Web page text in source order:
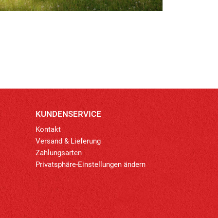
KUNDENSERVICE
Kontakt
Versand & Lieferung
Zahlungsarten
Privatsphäre-Einstellungen ändern